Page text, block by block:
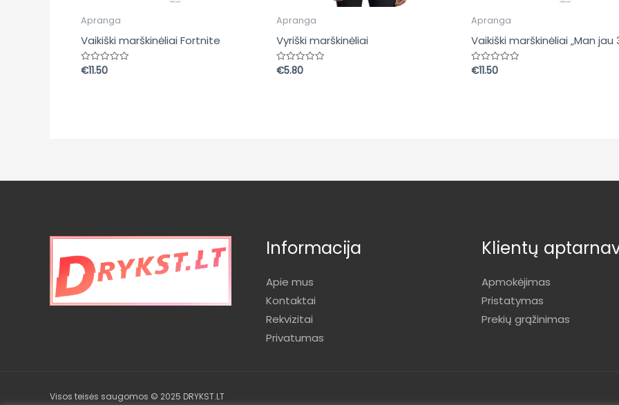
Apranga
Vaikiški marškinėliai Fortnite
Įvertinimas:
€11.50
Apranga
Vyriški marškinėliai
Įvertinimas:
€5.80
Apranga
Vaikiški marškinėliai „Man jau
Įvertinimas:
€11.50
Informacija
Apie mus
Kontaktai
Rekvizitai
Privatumas
Klientų
Apmokėjimas
Pristatymas
Prekių grąžinimas
Visos teisės saugomos © 2025 DRYKST.LT